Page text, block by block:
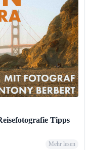
Tipps
Mehr lesen